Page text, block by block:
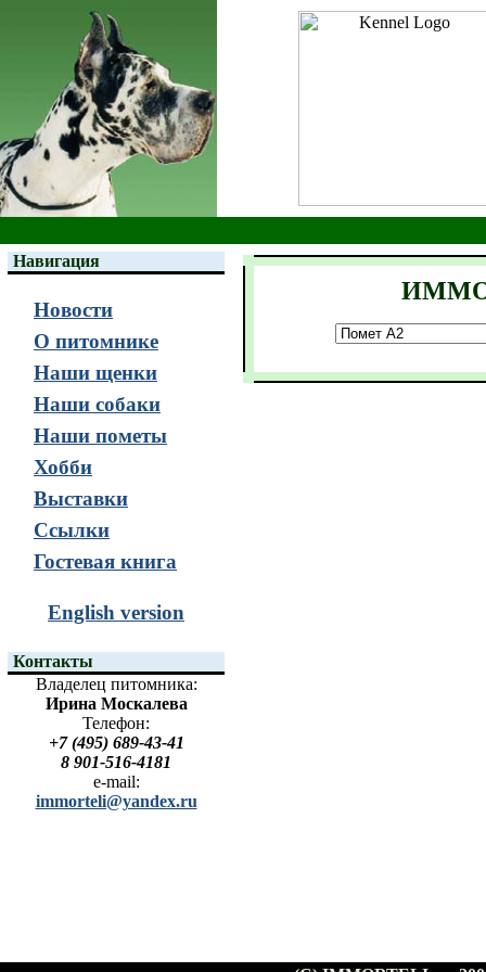
Навигация
Новости
О питомнике
Наши щенки
Наши собаки
Наши пометы
Хобби
Выставки
Ссылки
Гостевая книга
English version
Контакты
Владелец питомника:
Ирина Москалева
Телефон:
+7 (495) 689-43-41
8 901-516-4181
e-mail:
immorteli@yandex.ru